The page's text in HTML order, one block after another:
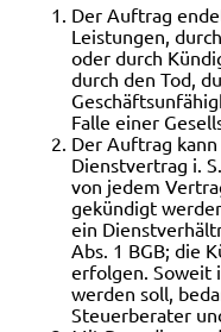
Der Auftrag
Leistungen,
oder durch
durch den Tod,
Falle einer
Der Auftrag
Dienstvertrag i.
von jedem
gekündigt
ein
Abs. 1 BGB; die
erfolgen. Soweit
werden soll,
Steuerberater